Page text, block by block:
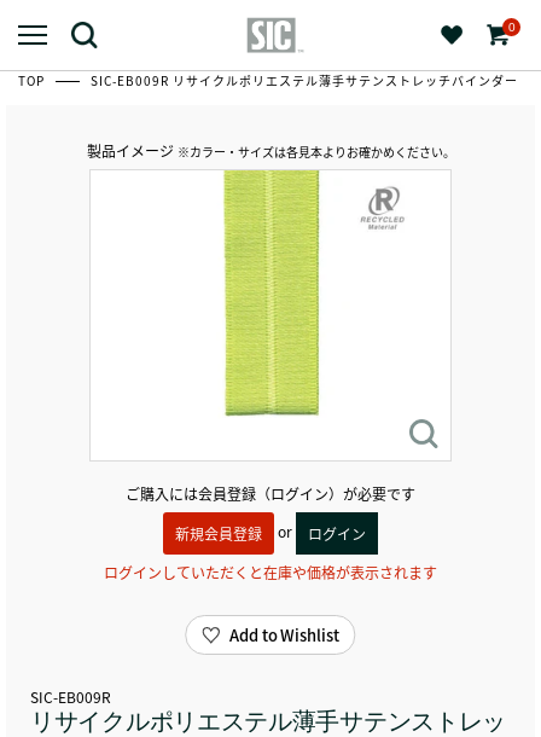
0
TOP SIC-EB009R リサイクルポリエステル薄手サテンストレッチバインダー
製品イメージ ※カラー・サイズは各見本よりお確かめください。
ご購入には会員登録（ログイン）が必要です
新規会員登録
or
ログイン
ログインしていただくと在庫や価格が表示されます
SIC-EB009R
リサイクルポリエステル薄手サテンストレッ
Add to Wishlist